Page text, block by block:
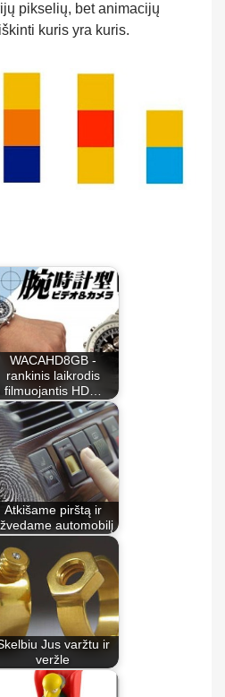
pikselių, bet animacijų
kuris yra kuris.
WACAHD8GB -
rankinis laikrodis
filmuojantis HD…
Atkišame pirštą ir
automobilį
Jus varžtu ir
veržle